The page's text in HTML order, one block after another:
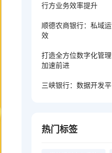
行方业务效率提升
顺德农商银行：私域
效
打造全方位数字化管
加速前进
三峡银行：数据开发
热门标签